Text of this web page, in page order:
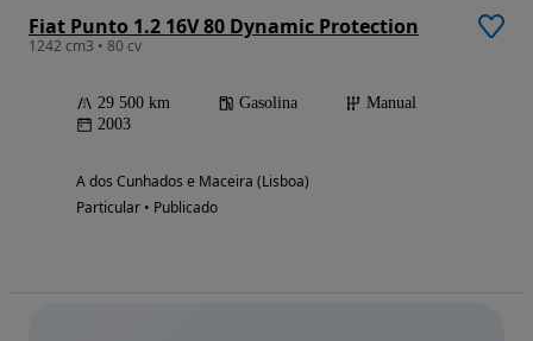
Fiat Punto 1.2 16V 80 Dynamic Protection
1242 cm3 • 80 cv
29 500 km Gasolina
Manual
2003
A dos Cunhados e Maceira (Lisboa)
Particular • Publicado